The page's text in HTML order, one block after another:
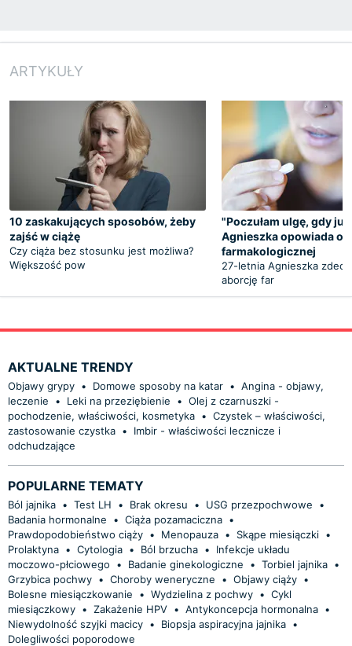
ARTYKUŁY
10 zaskakujących sposobów, żeby
zajść w ciążę
Czy ciąża bez stosunku jest możliwa?
Większość pow
"Poczułam ulgę, gdy już
Agnieszka opowiada o
farmakologicznej
27-letnia Agnieszka
aborcję far
AKTUALNE TRENDY
Objawy grypy • Domowe sposoby na katar • Angina - objawy,
leczenie
• Leki na przeziębienie • Olej z czarnuszki -
pochodzenie, właściwości, kosmetyka • Czystek – właściwości,
zastosowanie czystka •
Imbir - właściwości lecznicze i
odchudzające
POPULARNE TEMATY
Ból jajnika • Test LH • Brak okresu • USG przezpochwowe
•
Badania hormonalne
• Ciąża pozamaciczna •
Prawdopodobieństwo ciąży • Menopauza • Skąpe miesiączki •
Prolaktyna • Cytologia • Ból brzucha •
Infekcje układu
moczowo-płciowego
• Badanie ginekologiczne • Torbiel jajnika •
Grzybica pochwy • Choroby weneryczne • Objawy ciąży •
Bolesne miesiączkowanie
• Wydzielina z pochwy • Cykl
miesiączkowy • Zakażenie HPV • Antykoncepcja hormonalna •
Niewydolność szyjki macicy • Biopsja aspiracyjna jajnika •
Dolegliwości poporodowe